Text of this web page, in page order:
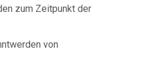
zum Zeitpunkt der
von